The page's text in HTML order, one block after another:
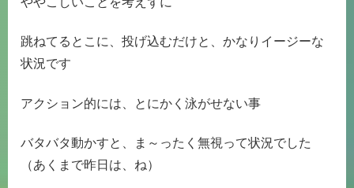
跳ねてるとこに、投げ込むだけと、かなりイージーな
状況です
アクション的には、とにかく泳がせない事
バタバタ動かすと、ま～ったく無視って状況でした
（あくまで昨日は、ね）